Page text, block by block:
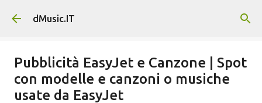
Passa ai contenuti principali
dMusic.IT
Pubblicità EasyJet e Canzone | Spot
con modelle e canzoni o musiche
usate da EasyJet